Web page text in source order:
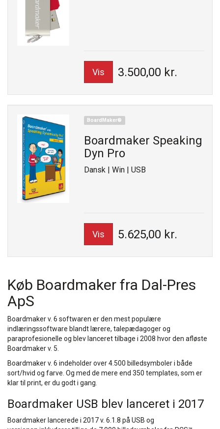
Vis 3.500,00 kr.
BoardMaker®
Boardmaker Speaking
Dyn Pro
Dansk | Win | USB
Vis 5.625,00 kr.
Køb Boardmaker fra Dal-Pres
ApS
Boardmaker v. 6 softwaren er den mest populære
indlæringssoftware blandt lærere, talepædagoger og
paraprofesionelle og blev lanceret tilbage i 2008 hvor den afløste
Boardmaker v. 5.
Boardmaker v. 6 indeholder over 4.500 billedsymboler i både
sort/hvid og farve. Og med de mere end 350 templates, som er
klar til print, er du godt i gang.
Boardmaker USB blev lanceret i 2017
Boardmaker lancerede i 2017 v. 6.1.8 på USB og